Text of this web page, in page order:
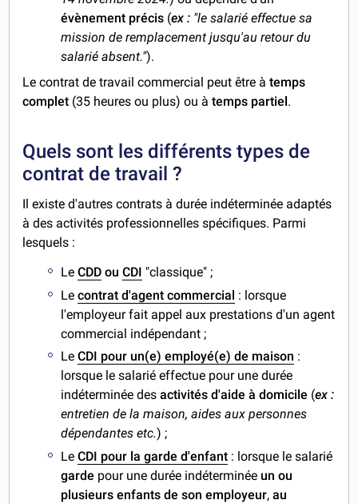
évènement précis (ex : "le salarié effectue sa
mission de remplacement jusqu'au retour du
salarié absent.").
Le contrat de travail commercial peut être àtemps
complet (35 heures ou plus) ou àtemps partiel.
Quels sont les différents types de
contrat de travail ?
Il existe d'autres contrats à durée indéterminée adaptés
à des activités professionnelles spécifiques. Parmi
lesquels :
LeCDD ouCDI "classique" ;
Lecontrat d'agent commercial : lorsque
l'employeur fait appel aux prestations d'un agent
commercial indépendant ;
LeCDI pour un(e) employé(e) de maison :
lorsque le salarié effectue pour une durée
indéterminée desactivités d'aide à domicile (ex :
entretien de la maison, aides aux personnes
dépendantes etc.) ;
LeCDI pour la garde d'enfant : lorsque le salarié
garde pour une durée indéterminée un ou
plusieurs enfants de son employeur,au